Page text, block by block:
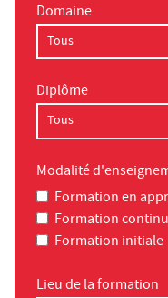
Domaine
Diplôme
Modalité
Formation en
Formation
Formation initiale
Lieu de la formation